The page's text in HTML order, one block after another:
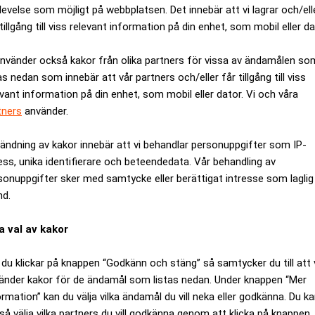
som möjligt på webbplatsen. Det innebär att vi lagrar och/
till viss relevant information på din enhet, som mobil eller
också kakor från olika partners för vissa av ändamålen
nedan som innebär att vår partners och/eller får tillgång till viss
information på din enhet, som mobil eller dator. Vi och våra
använder.
av kakor innebär att vi behandlar personuppgifter som IP-
unika identifierare och beteendedata. Vår behandling av
sker med samtycke eller berättigat intresse som laglig
val av kakor
klickar på knappen “Godkänn och stäng” så samtycker du till att
kakor för de ändamål som listas nedan. Under knappen “Mer
kan du välja vilka ändamål du vill neka eller godkänna. Du
två av Anna Kinberg Batras vänner fått toppjobb vid
anmälan ligger nu hos riksenheten mot korruption.
är ångerfull och att hon tror att myndigheten skadats av
om hur myndighetens näst högsta chef,
i Sverige. Och jag tror inte att det är en
svensk kultur. Vi gillar att rekrytera inom nära cirklar och
med en sådan korruptionskultur. Den riskerar att
vilket leder till perspektivfattigdom och gör att
sektor. Stickprov visar att hög grad av nepotism leder till
företag och arbetsplatser.
agerande och bör ses som missbruk av ens
offentlig verksamhet så ser vi att detta påverkar
att ta upp och väcka etiska frågor på en arbetsplats